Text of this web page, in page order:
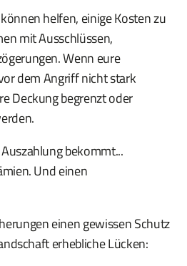
helfen, einige Kosten zu
mit Ausschlüssen,
Wenn eure
dem Angriff nicht stark
Deckung begrenzt oder
bekommt...
Und einen
einen gewissen Schutz
erhebliche Lücken: